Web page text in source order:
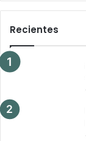
Recientes